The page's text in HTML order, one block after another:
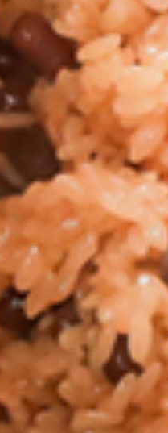
お知らせ おすすめ お弁当 朔日おこわ
スタッフの声 配達について ご注文
LINE公式アカウント